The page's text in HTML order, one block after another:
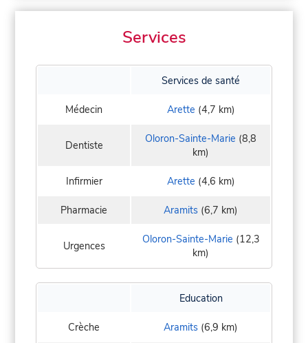
Services
Services de santé
Médecin Arette (4,7 km)
Dentiste Oloron-Sainte-Marie (8,8
km)
Infirmier Arette (4,6 km)
Pharmacie Aramits (6,7 km)
Urgences Oloron-Sainte-Marie (12,3
km)
Education
Crèche Aramits (6,9 km)